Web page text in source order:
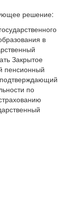
решение:
в
Закрытое
пенсионный
по